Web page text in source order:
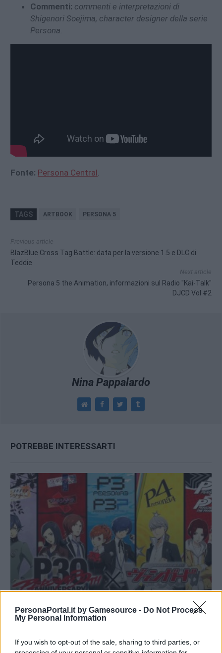
PersonaPortal.it by Gamesource - Do Not Process
My Personal Information
If you wish to opt-out of the sale, sharing to third parties, or
Commenti: commenti e interpretazioni di
Shigenori Soejima, character designer della serie
Persona.
Fonte: Persona Central.
TAGS ARTBOOK PERSONA 5
Previous article
BlazBlue Cross Tag Battle: data per la versione 1.5 e DLC di
Teddie
Next article
Persona 5 the Animation, informazioni sul Radio "Kai-Talk"
DJCD Vol #2
Nina Pappalardo
POTREBBE INTERESSARTI
Cardfight!! Vanguard collabora con Persona per
16/06/2026